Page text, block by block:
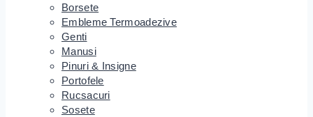
Borsete
Embleme Termoadezive
Genti
Manusi
Pinuri & Insigne
Portofele
Rucsacuri
Sosete